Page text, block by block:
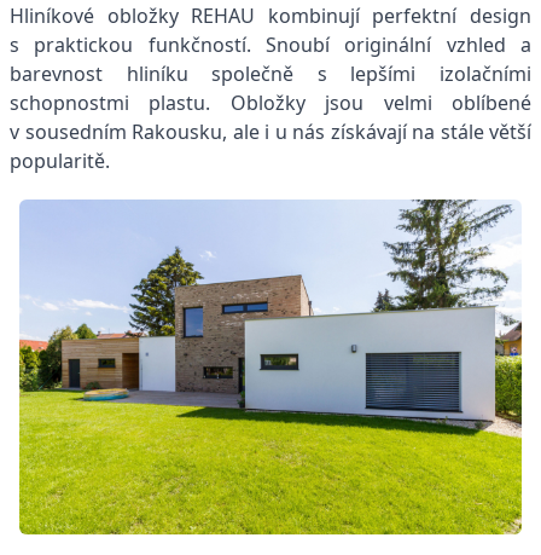
Hliníkové obložky REHAU kombinují perfektní design
s praktickou funkčností. Snoubí originální vzhled a
barevnost hliníku společně s lepšími izolačními
schopnostmi plastu. Obložky jsou velmi oblíbené
v sousedním Rakousku, ale i u nás získávají na stále větší
popularitě.